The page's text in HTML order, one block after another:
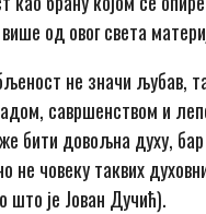
од овог света
не значи љубав,
савршенством и
бити довољна духу,
не човеку таквих
што је Јован Дучић).